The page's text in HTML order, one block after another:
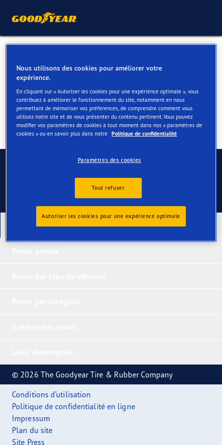
X Trail
Nos derniers produits
© 2026 The Goodyear Tire & Rubber Company
Conditions d’utilisation
Politique de confidentialité en ligne
Impressum
Plan du site
Site Press
Nous utilisons des cookies pour améliorer votre
expérience.
En cliquant sur « Autoriser les cookies pour une expérience optimale », vous
contribuez à améliorer le fonctionnement du site, notamment en nous
permettant de mémoriser vos préférences, de comprendre comment vous
utilisez notre site et de vous présenter du contenu pertinent. Vous pouvez
modifier vos paramètres de cookies à tout moment dans nos « paramètres de
cookies » ou en savoir plus dans notre Politique de confidentialité
Paramètres des cookies
Tout refuser
Autoriser les cookies pour une expérience optimale